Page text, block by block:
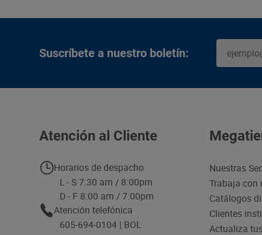
Suscríbete a nuestro boletín:
Atención al Cliente
Horarios de despacho
L - S 7:30 am / 8:00pm
D - F 8:00 am / 7:00pm
Atención telefónica
605-694-0104 | BOL
Nuestras
Trabaja con
Catálogos
Clientes
Actualiza